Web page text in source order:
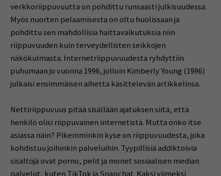
verkkoriippuvuutta on pohdittu runsaasti julkisuudessa.
Myös nuorten pelaamisesta on oltu huolissaan ja
pohdittu sen mahdollisia haittavaikutuksia niin
riippuvuuden kuin terveydellisten seikkojen
näkökulmasta. Internetriippuvuudesta ryhdyttiin
puhumaan jo vuonna 1996, jolloin Kimberly Young (1996)
julkaisi ensimmäisen aihetta käsittelevän artikkelinsa.
Nettiriippuvuus pitää sisällään ajatuksen siitä, että
henkilö olisi riippuvainen internetistä. Mutta onko itse
asiassa näin? Pikemminkin kyse on riippuvuudesta, joka
kohdistuu joihinkin palveluihin. Tyypillisiä addiktoivia
sisältöjä ovat porno, pelit ja monet sosiaalisen median
palvelut, kuten TikTok ja Snapchat. Kaksi viimeksi